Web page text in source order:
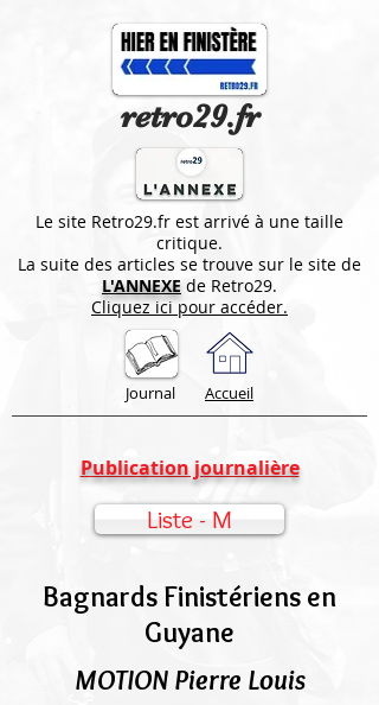
retro29.fr
Le site Retro29.fr est arrivé à une taille
critique.
La suite des articles se trouve sur le site de
L'ANNEXE de Retro29.
Cliquez ici pour accéder.
Journal Accueil
Publication journalière
Liste - M
Bagnards Finistériens en
Guyane
MOTION Pierre Louis